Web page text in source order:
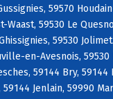
59570
Waast, 59530 Le
59530
en-Avesnois,
59144 Bry, 59144
Jenlain, 59990